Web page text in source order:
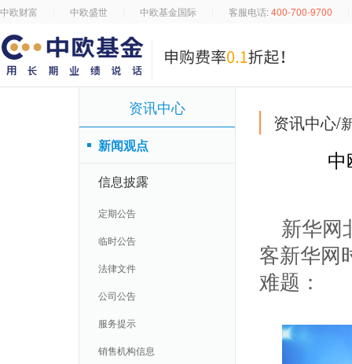
中欧财富 中欧盛世 中欧基金国际 客服电话:400-700-9700
资讯中心
新闻观点
信息披露
定期公告
临时公告
法律文件
公司公告
服务提示
销售机构信息
资讯中心/
新华网
客新华网
难题：